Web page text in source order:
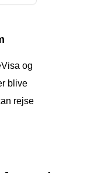
og
blive
rejse